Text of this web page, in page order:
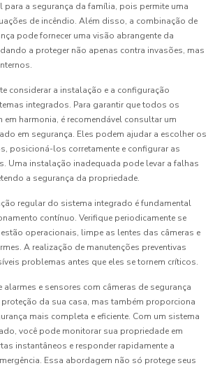
para a segurança da família, pois permite uma
de incêndio. Além disso, a combinação de
pode fornecer uma visão abrangente da
a proteger não apenas contra invasões, mas
considerar a instalação e a configuração
integrados. Para garantir que todos os
harmonia, é recomendável consultar um
em segurança. Eles podem ajudar a escolher os
posicioná-los corretamente e configurar as
Uma instalação inadequada pode levar a falhas
a segurança da propriedade.
regular do sistema integrado é fundamental
contínuo. Verifique periodicamente se
operacionais, limpe as lentes das câmeras e
A realização de manutenções preventivas
problemas antes que eles se tornem críticos.
alarmes e sensores com câmeras de segurança
da sua casa, mas também proporciona
mais completa e eficiente. Com um sistema
você pode monitorar sua propriedade em
instantâneos e responder rapidamente a
Essa abordagem não só protege seus